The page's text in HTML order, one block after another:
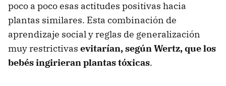
poco a poco esas actitudes positivas hacia
plantas similares. Esta combinación de
aprendizaje social y reglas de generalización
muy restrictivas evitarían, según Wertz, que los
bebés ingirieran plantas tóxicas.